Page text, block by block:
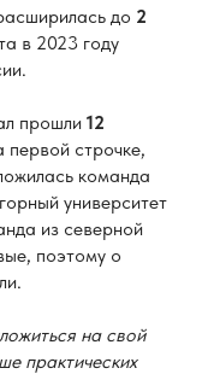
до 2
в 2023 году
прошли 12
первой строчке,
команда
университет
из северной
поэтому о
на свой
практических